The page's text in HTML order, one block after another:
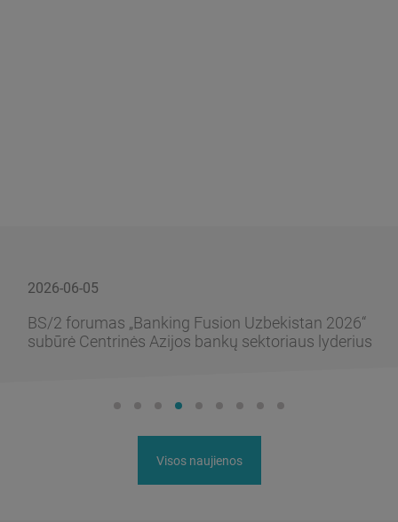
2026-06-05
BS/2 forumas „Banking Fusion Uzbekistan 2026“
subūrė Centrinės Azijos bankų sektoriaus lyderius
Visos naujienos